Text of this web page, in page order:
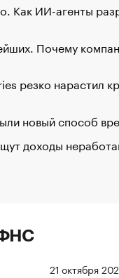
Как ИИ-агенты
Почему
резко нарастил
новый способ
доходы
ФНС
21 октября